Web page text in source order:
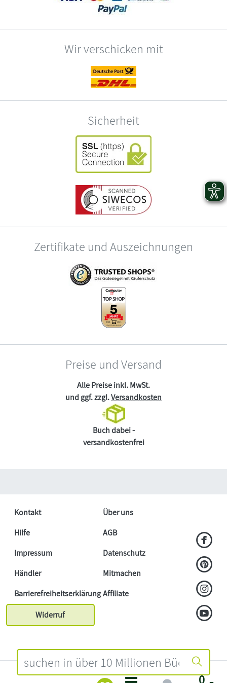
0
Wir verschicken mit
Sicherheit
Zertifikate und Auszeichnungen
Preise und Versand
Alle Preise inkl. MwSt.
und ggf. zzgl.Versandkosten
Buch dabei -
versandkostenfrei
Kontakt
Über uns
Hilfe
AGB
Impressum
Datenschutz
Händler
Mitmachen
BarrierefreiheitserklärungAffiliate
Widerruf